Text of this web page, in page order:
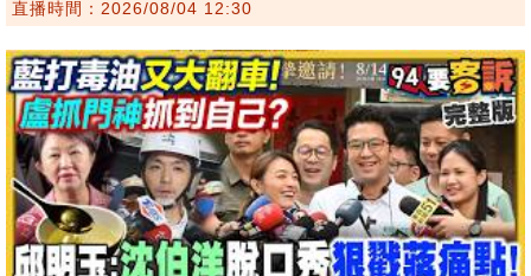
直播時間：2026/08/04 12:30